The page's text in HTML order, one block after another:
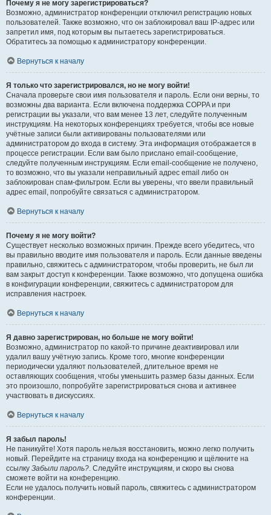
Почему я не могу зарегистрироваться?
Возможно, администратор конференции отключил регистрацию новых
пользователей. Также возможно, что он заблокировал ваш IP-адрес или
запретил имя, под которым вы пытаетесь зарегистрироваться.
Обратитесь за помощью к администратору конференции.
Вернуться к началу
Я только что зарегистрировался, но не могу войти!
Сначала проверьте свои имя пользователя и пароль. Если они верны, то
возможны два варианта. Если включена поддержка COPPA и при
регистрации вы указали, что вам менее 13 лет, следуйте полученным
инструкциям. На некоторых конференциях требуется, чтобы все новые
учётные записи были активированы пользователями или
администратором до входа в систему. Эта информация отображается в
процессе регистрации. Если вам было прислано email-сообщение,
следуйте полученным инструкциям. Если email-сообщение не получено,
то возможно, что вы указали неправильный адрес email либо он
заблокирован спам-фильтром. Если вы уверены, что ввели правильный
адрес email, попробуйте связаться с администратором.
Вернуться к началу
Почему я не могу войти?
Существует несколько возможных причин. Прежде всего убедитесь, что
вы правильно вводите имя пользователя и пароль. Если данные введены
правильно, свяжитесь с администратором, чтобы проверить, не был ли
вам закрыт доступ к конференции. Также возможно, что допущена ошибка
в конфигурации конференции, свяжитесь с администратором для
исправления настроек.
Вернуться к началу
Я давно зарегистрирован, но больше не могу войти!
Возможно, администратор по какой-то причине деактивировал или
удалил вашу учётную запись. Кроме того, многие конференции
периодически удаляют пользователей, длительное время не
оставляющих сообщения, чтобы уменьшить размер базы данных. Если
это произошло, попробуйте зарегистрироваться снова и активнее
участвовать в дискуссиях.
Вернуться к началу
Я забыл пароль!
Не паникуйте! Хотя пароль нельзя восстановить, можно легко получить
новый. Перейдите на страницу входа на конференцию и щёлкните на
ссылку Забыли пароль?. Следуйте инструкциям, и скоро вы снова
сможете войти на конференцию.
Если не удалось получить новый пароль, свяжитесь с администратором
конференции.